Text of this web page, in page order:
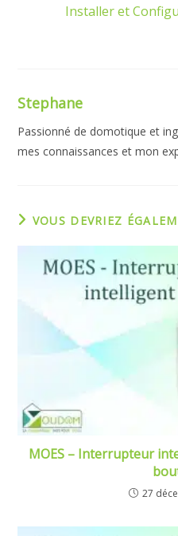
Installer et
Stephane
Passionné de domotique et
mes connaissances et mon
VOUS DEVRIEZ
MOES – Interrupteur
27